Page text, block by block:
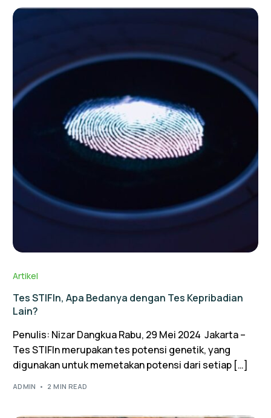
Artikel
Tes STIFIn, Apa Bedanya dengan Tes Kepribadian
Lain?
Penulis: Nizar Dangkua Rabu, 29 Mei 2024 Jakarta –
Tes STIFIn merupakan tes potensi genetik, yang
digunakan untuk memetakan potensi dari setiap […]
ADMIN 2 MIN READ